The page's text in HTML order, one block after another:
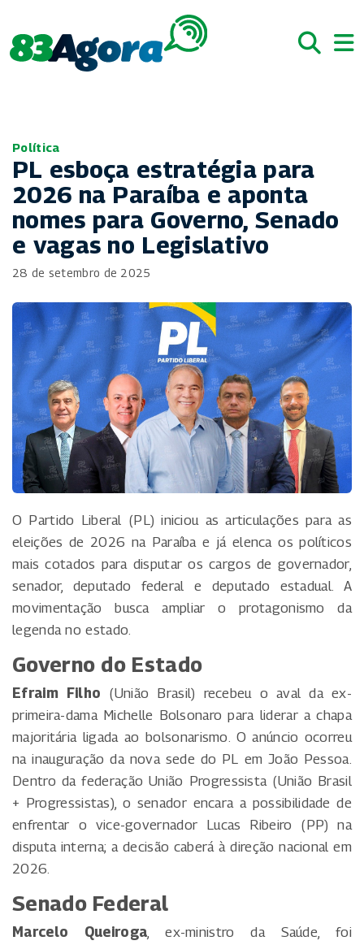
Política
PL esboça estratégia para
2026 na Paraíba e aponta
nomes para Governo, Senado
e vagas no Legislativo
28 de setembro de 2025
O Partido Liberal (PL) iniciou as articulações para as
eleições de 2026 na Paraíba e já elenca os políticos
mais cotados para disputar os cargos de governador,
senador, deputado federal e deputado estadual. A
movimentação busca ampliar o protagonismo da
legenda no estado.
Governo do Estado
Efraim Filho (União Brasil) recebeu o aval da ex-
primeira-dama Michelle Bolsonaro para liderar a chapa
majoritária ligada ao bolsonarismo. O anúncio ocorreu
na inauguração da nova sede do PL em João Pessoa.
Dentro da federação União Progressista (União Brasil
+ Progressistas), o senador encara a possibilidade de
enfrentar o vice-governador Lucas Ribeiro (PP) na
disputa interna; a decisão caberá à direção nacional em
2026.
Senado Federal
Marcelo Queiroga, ex-ministro da Saúde, foi